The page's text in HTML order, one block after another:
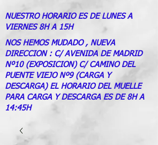
NUESTRO HORARIO ES DE LUNES A
VIERNES 8H A 15H
NOS HEMOS MUDADO , NUEVA
DIRECCION : C/ AVENIDA DE MADRID
Nº10 (EXPOSICION) C/ CAMINO DEL
PUENTE VIEJO Nº9 (CARGA Y
DESCARGA) EL HORARIO DEL MUELLE
PARA CARGA Y DESCARGA ES DE 8H A
14:45H